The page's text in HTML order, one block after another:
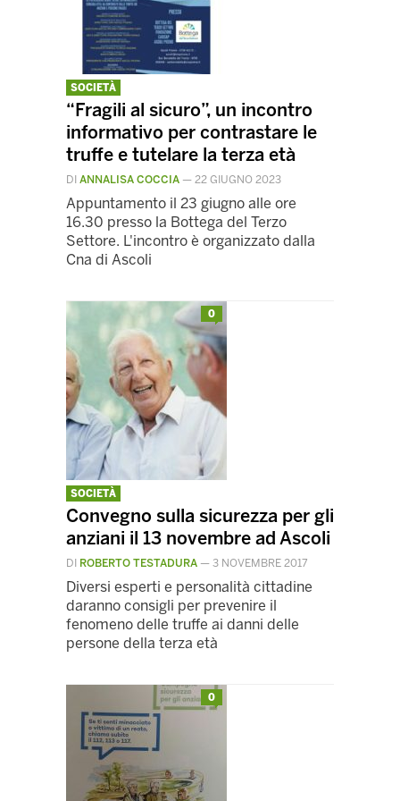
SOCIETÀ
“Fragili al sicuro”, un incontro
informativo per contrastare le
truffe e tutelare la terza età
DI ANNALISA COCCIA — 22 GIUGNO 2023
Appuntamento il 23 giugno alle ore
16.30 presso la Bottega del Terzo
Settore. L'incontro è organizzato dalla
Cna di Ascoli
0
SOCIETÀ
Convegno sulla sicurezza per gli
anziani il 13 novembre ad Ascoli
DI ROBERTO TESTADURA — 3 NOVEMBRE 2017
Diversi esperti e personalità cittadine
daranno consigli per prevenire il
fenomeno delle truffe ai danni delle
persone della terza età
0